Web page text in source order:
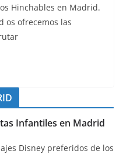
Hinchables en Madrid.
os ofrecemos las
Infantiles en Madrid
Disney preferidos de los